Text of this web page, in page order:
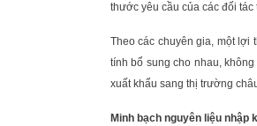
thước yêu cầu của các đối tác
Theo các chuyên gia, một lợi
tính bổ sung cho nhau,
xuất khẩu sang thị trường
Minh bạch nguyên liệu nhập